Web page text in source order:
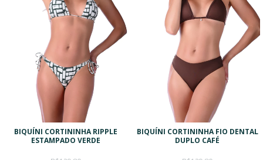
BIQUÍNI CORTININHA RIPPLE
ESTAMPADO VERDE
BIQUÍNI CORTININHA FIO DENTAL
DUPLO CAFÉ